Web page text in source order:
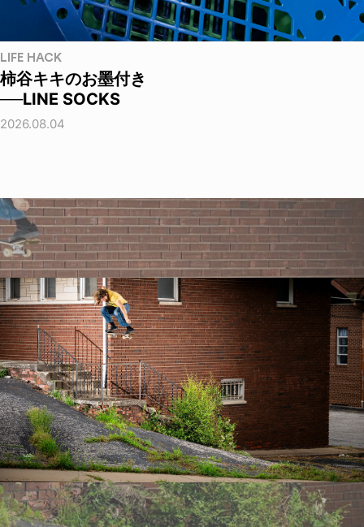
LIFE HACK
柿谷キキのお墨付き
──LINE SOCKS
2026.08.04